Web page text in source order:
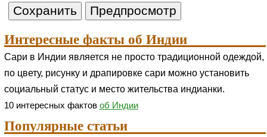
Интересные факты об Индии
Сари в Индии является не просто традиционной одеждой,
по цвету, рисунку и драпировке сари можно установить
социальный статус и место жительства индианки.
10 интересных фактов об Индии
Популярные статьи